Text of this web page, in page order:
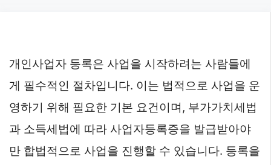
개인사업자 등록은 사업을 시작하려는 사람들에
게 필수적인 절차입니다. 이는 법적으로 사업을 운
영하기 위해 필요한 기본 요건이며, 부가가치세법
과 소득세법에 따라 사업자등록증을 발급받아야
만 합법적으로 사업을 진행할 수 있습니다. 등록을